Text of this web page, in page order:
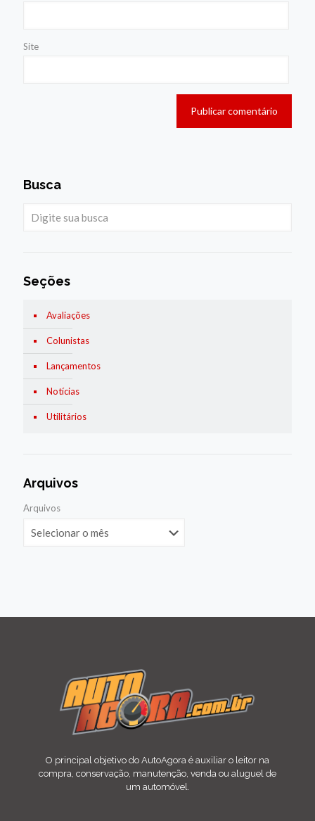
Site
Busca
Seções
Avaliações
Colunistas
Lançamentos
Notícias
Utilitários
Arquivos
Arquivos
O principal objetivo do AutoAgora é auxiliar o leitor na
compra, conservação, manutenção, venda ou aluguel de
um automóvel.